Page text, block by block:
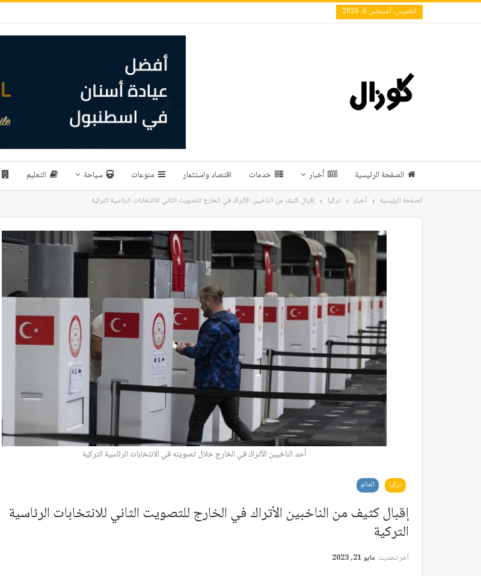
الخميس, أغسطس 6, 2026
الصفحة الرئيسية أخبار خدمات اقتصاد واستثمار منوعات سياحة التعليم
الصفحة الرئيسية أخبار تركيا إقبال كثيف من الناخبين الأتراك في الخارج للتصويت الثاني للانتخابات الرئاسية التركية
أحد الناخبين الأتراك في الخارج خلال تصويته في الانتخابات الرئاسية التركية
تركيا العالم
إقبال كثيف من الناخبين الأتراك في الخارج للتصويت الثاني للانتخابات الرئاسية
التركية
آخر تحديث مايو 21, 2023